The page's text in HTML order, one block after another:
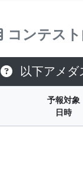
コンテス
以下アメ
予報対象
日時